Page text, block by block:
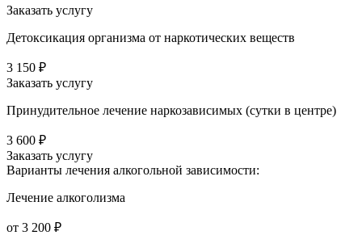
Заказать услугу
Детоксикация организма от наркотических веществ
3 150 ₽
Заказать услугу
Принудительное лечение наркозависимых (сутки в центре)
3 600 ₽
Заказать услугу
Варианты лечения алкогольной зависимости:
Лечение алкоголизма
от 3 200 ₽